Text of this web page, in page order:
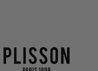
Plisson 1808